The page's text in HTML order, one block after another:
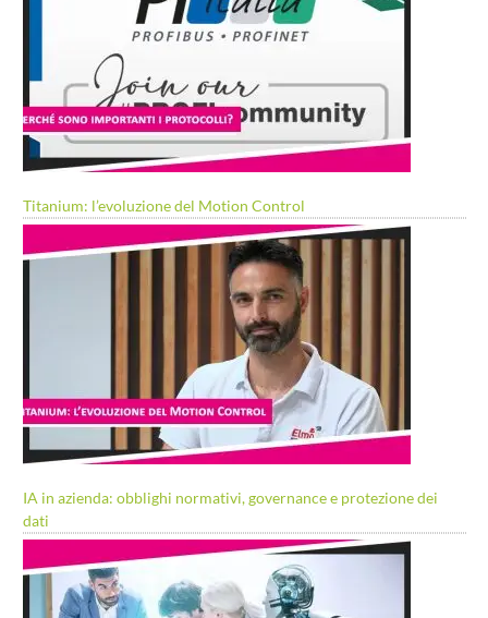
Titanium: l’evoluzione del Motion Control
IA in azienda: obblighi normativi, governance e protezione dei
dati